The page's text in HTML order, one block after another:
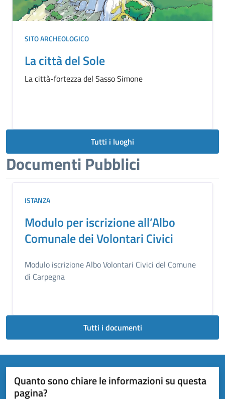
SITO ARCHEOLOGICO
La città del Sole
La città-fortezza del Sasso Simone
Tutti i luoghi
Documenti Pubblici
ISTANZA
Modulo per iscrizione all’Albo
Comunale dei Volontari Civici
Modulo iscrizione Albo Volontari Civici del Comune
di Carpegna
Tutti i documenti
Quanto sono chiare le informazioni su questa
pagina?